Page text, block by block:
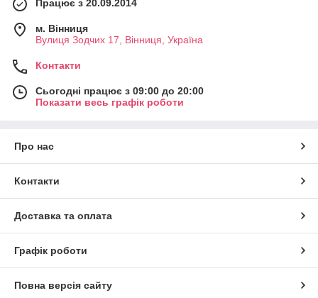
Працює з 20.09.2014
м. Вінниця
Вулиця Зодчих 17, Вінниця, Україна
Контакти
Сьогодні працює з 09:00 до 20:00
Показати весь графік роботи
Про нас
Контакти
Доставка та оплата
Графік роботи
Повна версія сайту